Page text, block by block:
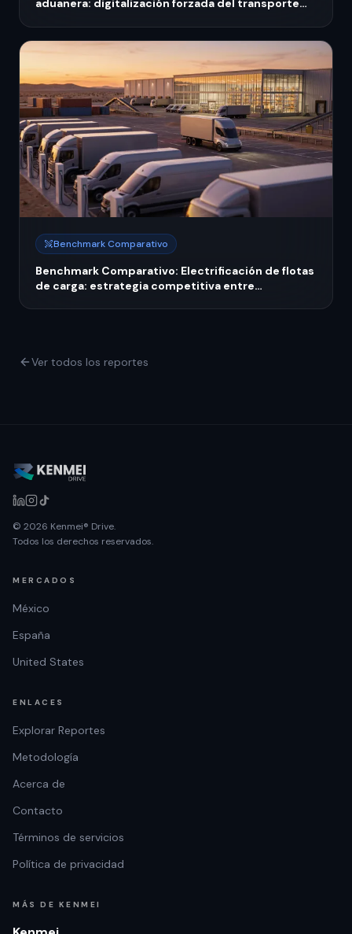
aduanera: digitalización forzada del transporte
Benchmark Comparativo
Benchmark Comparativo: Electrificación de flotas
de carga: estrategia competitiva entre
Ver todos los reportes
© 2026 Kenmei® Drive.
Todos los derechos reservados.
MERCADOS
México
España
United States
ENLACES
Explorar Reportes
Metodología
Acerca de
Contacto
Términos de servicios
Política de privacidad
MÁS DE KENMEI